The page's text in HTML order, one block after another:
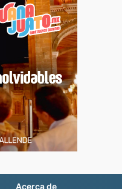
Acerca de